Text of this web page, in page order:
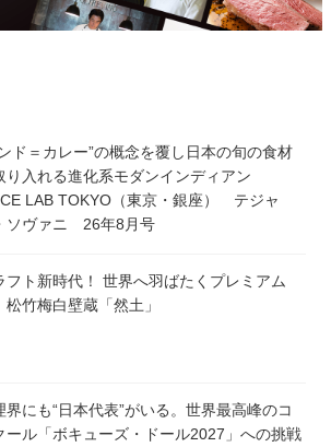
ド＝カレー”の概念を覆し日本の旬の食材
り入れる進化系モダンインディアン
LAB TOKYO（東京・銀座） テジャ
ソヴァニ 26年8月号
フト新時代！ 世界へ羽ばたくプレミアム
松竹梅白壁蔵「然土」
界にも“日本代表”がいる。世界最高峰のコ
ール「ボキューズ・ドール2027」への挑戦